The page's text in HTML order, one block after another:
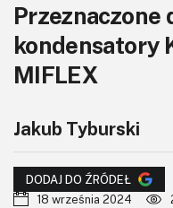
Kursy
DIY+
KITy AVT
Przeznaczone
kondensatory
MIFLEX
Jakub Tyburski
DODAJ DO ŹRÓDEŁ
18 września 2024